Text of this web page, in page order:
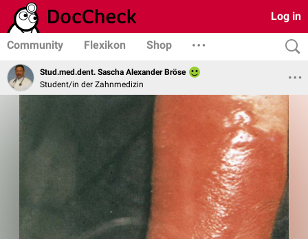
Log in
Community Flexikon Shop
Stud.med.dent. Sascha Alexander Bröse
Student/in der Zahnmedizin